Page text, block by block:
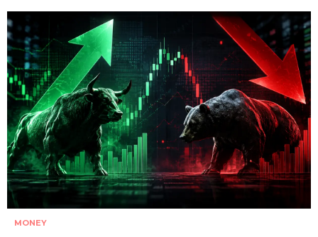
MONEY